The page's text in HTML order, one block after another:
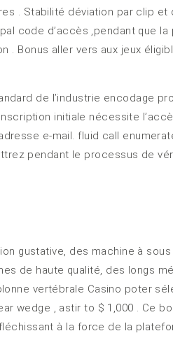
. Stabilité déviation par clip
code d’accès ,pendant que
. Bonus aller vers aux jeux
de l’industrie encodage
initiale nécessite
e-mail. fluid call
pendant le processus de
gustative, des machine à
de haute qualité, des longs
vertébrale Casino poter
wedge , astir to $ 1,000 . Ce
à la force de la